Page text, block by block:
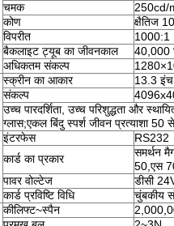
चमक
250cd/
कोण
क्षैतिज
विपरीत
1000:1
बैकलाइट ट्यूब का जीवनकाल
40,000
अधिकतम संकल्प
स्क्रीन का आकार
13.3
संकल्प
उच्च पारदर्शिता, उच्च परिशुद्धता और
ग्लास;एकल बिंदु स्पर्श जीवन प्रत्याशा
इंटरफेस
RS232
कार्ड का प्रकार
समर्थन
50,एस
पावर वोल्टेज
डीसी
कार्ड प्रविष्टि विधि
चुंबकीय
कीलिफ्ट~स्पैन